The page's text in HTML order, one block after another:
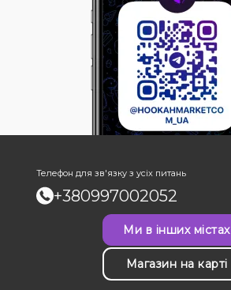
Телефон для зв'язку з усіх питань
+380997002052
Ми в інших містах
Магазин на карті